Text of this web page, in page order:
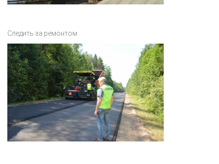
Следить за ремонтом